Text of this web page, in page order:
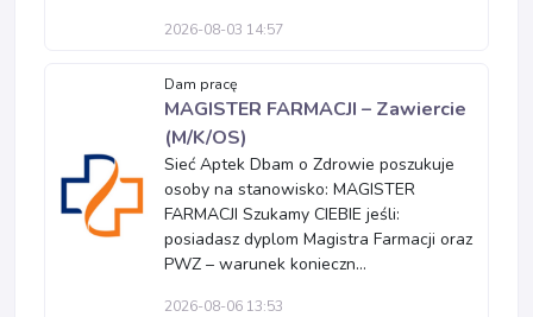
2026-08-03 14:57
Dam pracę
MAGISTER FARMACJI – Zawiercie
(M/K/OS)
Sieć Aptek Dbam o Zdrowie poszukuje
osoby na stanowisko: MAGISTER
FARMACJI Szukamy CIEBIE jeśli:
posiadasz dyplom Magistra Farmacji oraz
PWZ – warunek konieczn...
2026-08-06 13:53